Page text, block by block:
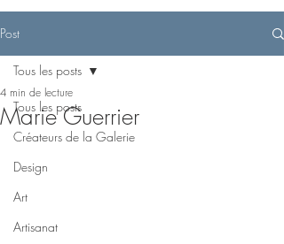
Post
Tous les posts
Créateurs de la Galerie
Design
Art
Artisanat
Tous les posts
Marie Guerrier
4 min de lecture